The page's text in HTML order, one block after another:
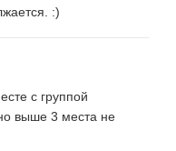
:)
с группой
выше 3 места не